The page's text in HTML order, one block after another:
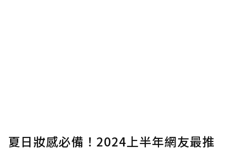
夏日妝感必備！2024上半年網友最推